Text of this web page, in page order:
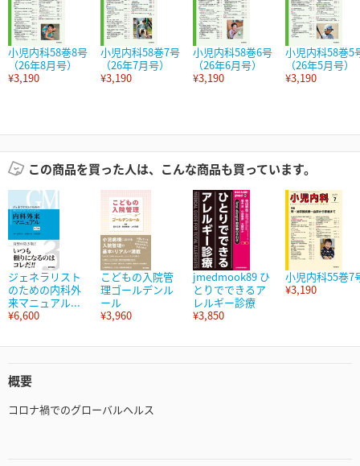
小児内科58巻8号
（26年8月号）
¥3,190
小児内科58巻7号
（26年7月号）
¥3,190
小児内科58巻6号
（26年6月号）
¥3,190
小児内科58巻5
（26年5月号）
¥3,190
この商品を買った人は、こんな商品も買っています。
ジェネラリスト
のための内科外
来マニュアル...
¥6,600
こどもの入院管
理ゴールデンル
ール
¥3,960
jmedmook89 ひ
とりでできるア
レルギー診療
¥3,850
小児内科55巻7
¥3,190
概要
コロナ禍でのグローバルヘルス